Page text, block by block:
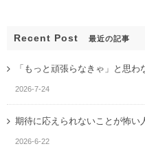
Recent Post 最近の記事
「もっと頑張らなきゃ」と思わ
2026-7-24
期待に応えられないことが怖い
2026-6-22